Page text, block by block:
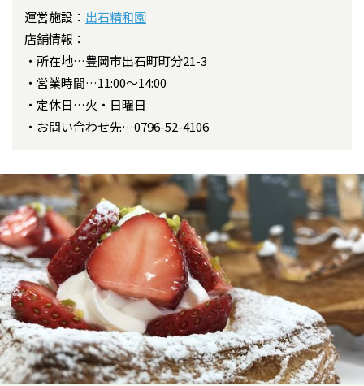
運営施設： 出石精和園
店舗情報：
所在地…豊岡市出石町町分21-3
営業時間…11:00～14:00
定休日…火・日曜日
お問い合わせ先…0796-52-4106